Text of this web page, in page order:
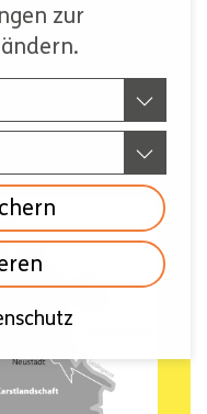
zur
sich
Anhalt. Seine
.